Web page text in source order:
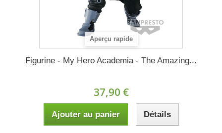
Aperçu rapide
Figurine - My Hero Academia - The Amazing...
37,90 €
Ajouter au panier Détails